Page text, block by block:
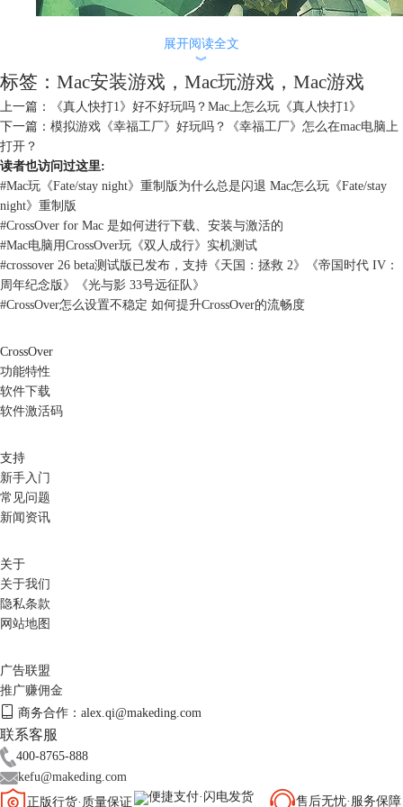
游戏提供了四个独特的职业可供玩家选择：枪手、侦察兵、工程师和矿
工。每个职业都有不同的技能和装备，玩家可以根据自己的喜好和游戏需
求选择合适的角色。在游戏中，玩家需要与其他玩家合作，利用职业的特
《深岩银河》的特点包括百分之百可破坏的环境、程序生成的洞穴、与外
星怪物的战斗、丰富的装备和武器系统等。玩家可以在游戏中挖掘珍贵的
矿物资源，升级自己的装备和技能，同时要注意应对各种敌人的攻击和突
发事件的挑战。
展开阅读全文
︾
标签： Mac安装游戏 ， Mac玩游戏 ， Mac游戏
上一篇：
《真人快打1》好不好玩吗？Mac上怎么玩《真人快打1》
下一篇： 模拟游戏《幸福工厂》好玩吗？《幸福工厂》怎么在mac电脑上
打开？
读者也访问过这里:
#Mac玩《Fate/stay night》重制版为什么总是闪退 Mac怎么玩《Fate/stay
night》重制版
#CrossOver for Mac 是如何进行下载、安装与激活的
#Mac电脑用CrossOver玩《双人成行》实机测试
#crossover 26 beta测试版已发布，支持《天国：拯救 2》《帝国时代 IV：
周年纪念版》《光与影 33号远征队》
#CrossOver怎么设置不稳定 如何提升CrossOver的流畅度
CrossOver
功能特性
软件下载
软件激活码
支持
新手入门
常见问题
新闻资讯
关于
关于我们
隐私条款
网站地图
广告联盟
推广赚佣金
商务合作：alex.qi@makeding.com
联系客服
400-8765-888
kefu@makeding.com
正版行货·质量保证
便捷支付·闪电发货 售后无忧·服务保障